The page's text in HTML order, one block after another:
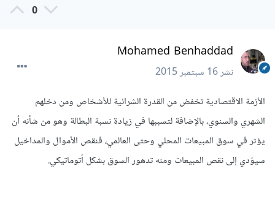
0
Mohamed Benhaddad
نشر16 سبتمبر 2015
الأزمة الاقتصادية تخفض من القدرة الشرائية للأشخاص ومن دخلهم
الشهري والسنوي، بالإضافة لتسببها في زيادة نسبة البطالة وهو من شأنه أن
يؤثر في سوق المبيعات المحلي وحتى العالمي، فنقص الأموال والمداخيل
سيؤدي إلى نقص المبيعات ومنه تدهور السوق بشكل أتوماتيكي.